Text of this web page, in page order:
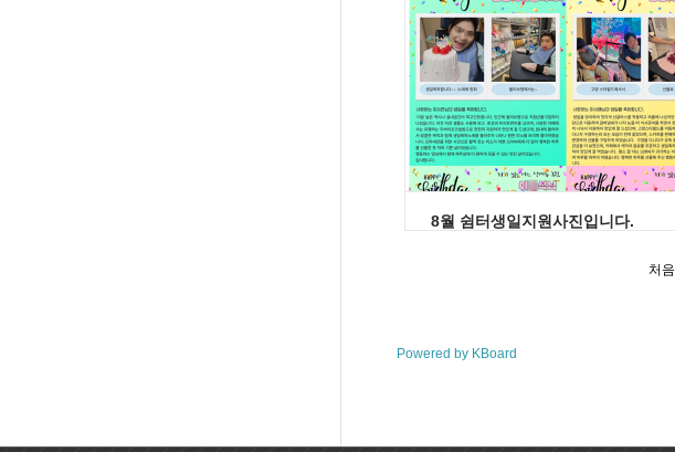
8월 쉼터생일지원사진입니다.
처음
Powered by KBoard